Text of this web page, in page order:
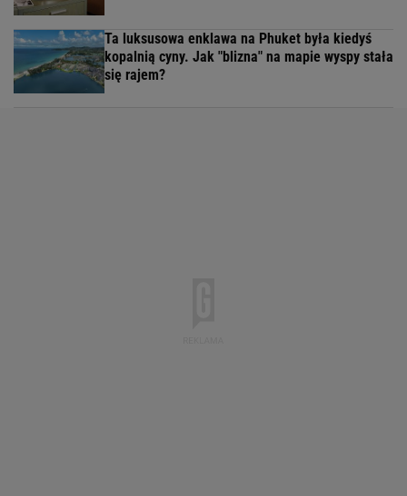
Ta luksusowa enklawa na Phuket była kiedyś
kopalnią cyny. Jak "blizna" na mapie wyspy stała
się rajem?